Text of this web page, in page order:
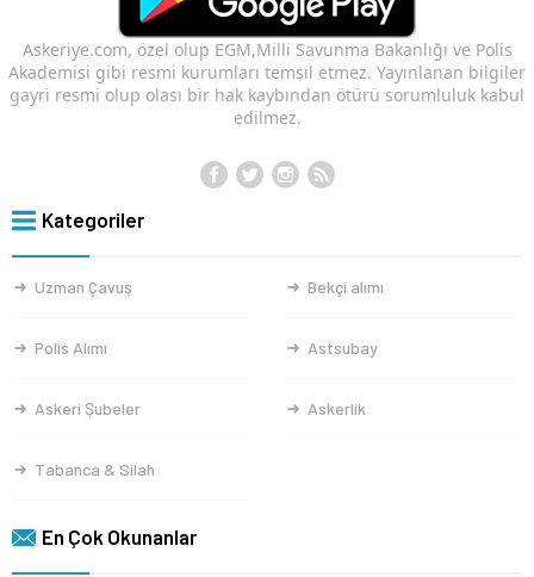
Askeriye.com, özel olup EGM,Milli Savunma Bakanlığı ve Polis
Akademisi gibi resmi kurumları temsil etmez. Yayınlanan bilgiler
gayri resmi olup olası bir hak kaybından ötürü sorumluluk kabul
edilmez.
Kategoriler
Uzman Çavuş Bekçi alımı
Polis Alımı Astsubay
Askeri Şubeler Askerlik
Tabanca & Silah
En Çok Okunanlar